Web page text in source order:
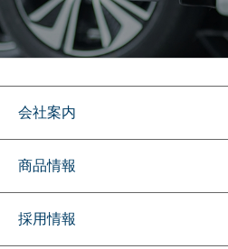
会社案内
商品情報
採用情報